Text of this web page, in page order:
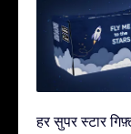
हर सुपर स्टार